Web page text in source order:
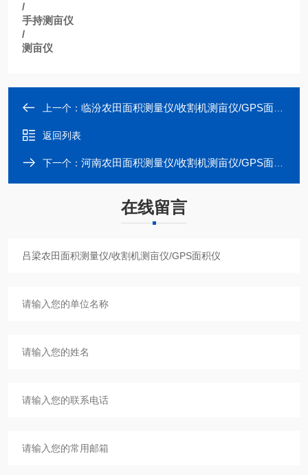
/
手持测亩仪
/
测亩仪
上一个： 临汾农田面积测量仪/收割机测亩仪/GPS面积仪
返回列表
下一个： 河南农田面积测量仪/收割机测亩仪/GPS面积仪
在线留言